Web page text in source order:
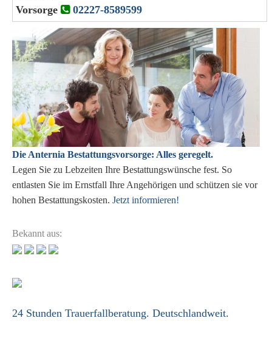
Vorsorge 02227-8589599
Die Anternia Bestattungsvorsorge: Alles geregelt.
Legen Sie zu Lebzeiten Ihre Bestattungswünsche fest. So
entlasten Sie im Ernstfall Ihre Angehörigen und schützen sie vor
hohen Bestattungskosten. Jetzt informieren!
Bekannt aus:
24 Stunden Trauerfallberatung. Deutschlandweit.